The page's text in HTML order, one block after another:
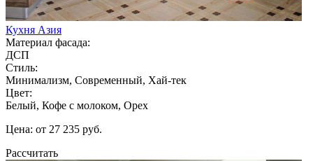
Кухня Азия
Материал фасада:
ДСП
Стиль:
Минимализм, Современный, Хай-тек
Цвет:
Белый, Кофе с молоком, Орех
Цена: от 27 235 руб.
Рассчитать